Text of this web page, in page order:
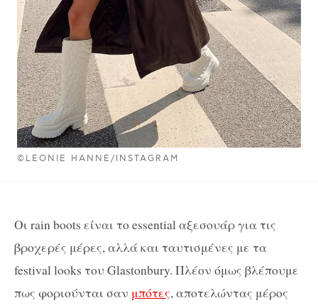
©LEONIE HANNE/INSTAGRAM
Οι rain boots είναι το essential αξεσουάρ για τις
βροχερές μέρες, αλλά και ταυτισμένες με τα
festival looks του Glastonbury. Πλέον όμως βλέπουμε
πως φοριούνται σαν μπότες, αποτελώντας μέρος